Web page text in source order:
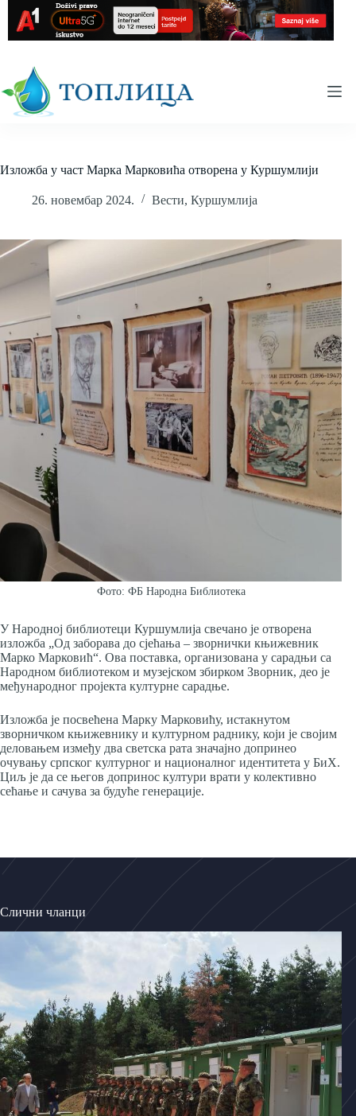
content
Изложба у част Марка Марковића отворена у Куршумлији
26. новембар 2024. Вести, Куршумлија
Фото: ФБ Народна Библиотека
У Народној библиотеци Куршумлија свечано је отворена
изложба „Од заборава до сјећања – зворнички књижевник
Марко Марковић“. Ова поставка, организована у сарадњи са
Народном библиотеком и музејском збирком Зворник, део је
међународног пројекта културне сарадње.
Изложба је посвећена Марку Марковићу, истакнутом
зворничком књижевнику и културном раднику, који је својим
деловањем између два светска рата значајно допринео
очувању српског културног и националног идентитета у БиХ.
Циљ је да се његов допринос култури врати у колективно
сећање и сачува за будуће генерације.
Слични чланци